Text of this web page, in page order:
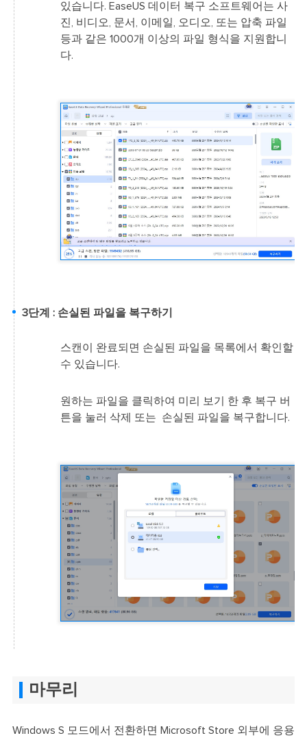
있습니다. EaseUS 데이터 복구 소프트웨어는 사
진, 비디오, 문서, 이메일, 오디오, 또는 압축 파일
등과 같은 1000개 이상의 파일 형식을 지원합니
다.
3단계 : 손실된 파일을 복구하기
스캔이 완료되면 손실된 파일을 목록에서 확인할
수 있습니다.
원하는 파일을 클릭하여 미리 보기 한 후 복구 버
튼을 눌러 삭제 또는 손실된 파일을 복구합니다.
마무리
Windows S 모드에서 전환하면 Microsoft Store 외부에 응용